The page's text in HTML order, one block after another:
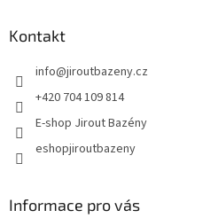
Kontakt
info@jiroutbazeny.cz
+420 704 109 814
E-shop Jirout Bazény
eshopjiroutbazeny
Informace pro vás